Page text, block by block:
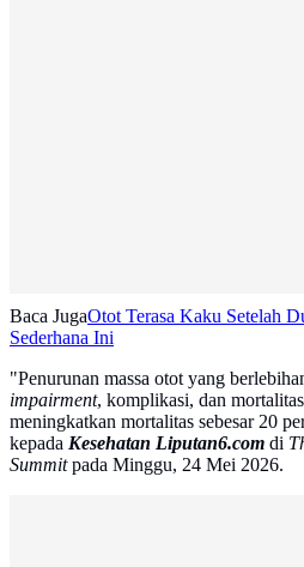
Baca JugaOtot Terasa Kaku Setelah
Sederhana Ini
"Penurunan massa otot yang
impairment, komplikasi, dan
meningkatkan mortalitas sebesar 20
kepada Kesehatan Liputan6.com di
Summitpada Minggu, 24 Mei 2026.